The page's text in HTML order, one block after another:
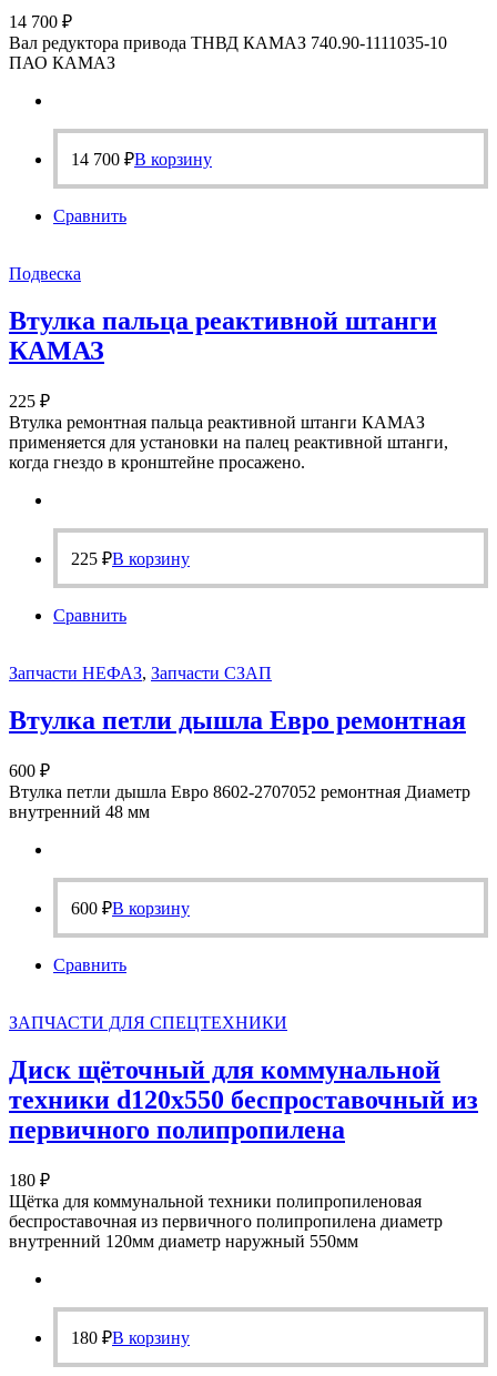
14 700 ₽
Вал редуктора привода ТНВД КАМАЗ 740.90-1111035-10
ПАО КАМАЗ
14 700 ₽В корзину
Сравнить
Подвеска
Втулка пальца реактивной штанги
КАМАЗ
225 ₽
Втулка ремонтная пальца реактивной штанги КАМАЗ
применяется для установки на палец реактивной штанги,
когда гнездо в кронштейне просажено.
225 ₽В корзину
Сравнить
Запчасти НЕФАЗ, Запчасти СЗАП
Втулка петли дышла Евро ремонтная
600 ₽
Втулка петли дышла Евро 8602-2707052 ремонтная Диаметр
внутренний 48 мм
600 ₽В корзину
Сравнить
ЗАПЧАСТИ ДЛЯ СПЕЦТЕХНИКИ
Диск щёточный для коммунальной
техники d120х550 беспроставочный из
первичного полипропилена
180 ₽
Щётка для коммунальной техники полипропиленовая
беспроставочная из первичного полипропилена диаметр
внутренний 120мм диаметр наружный 550мм
180 ₽В корзину